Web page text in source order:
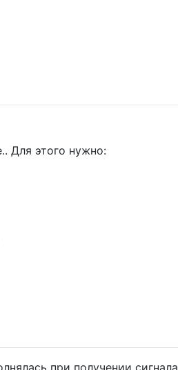
Для этого нужно:
при получении сигнала